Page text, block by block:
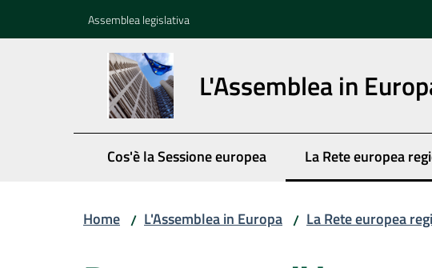
Assemblea legislativa
L'Assemblea in
Cos'è la Sessione europea La Rete europea
Menu selezionato
Home / L'Assemblea in Europa / La Rete europea